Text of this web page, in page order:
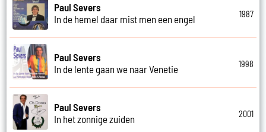
Paul Severs
In de hemel daar mist men een engel
1987
Paul Severs
In de lente gaan we naar Venetie
1998
Paul Severs
In het zonnige zuiden
2001